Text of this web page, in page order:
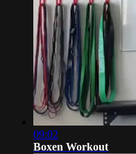
09:02
Boxen Workout